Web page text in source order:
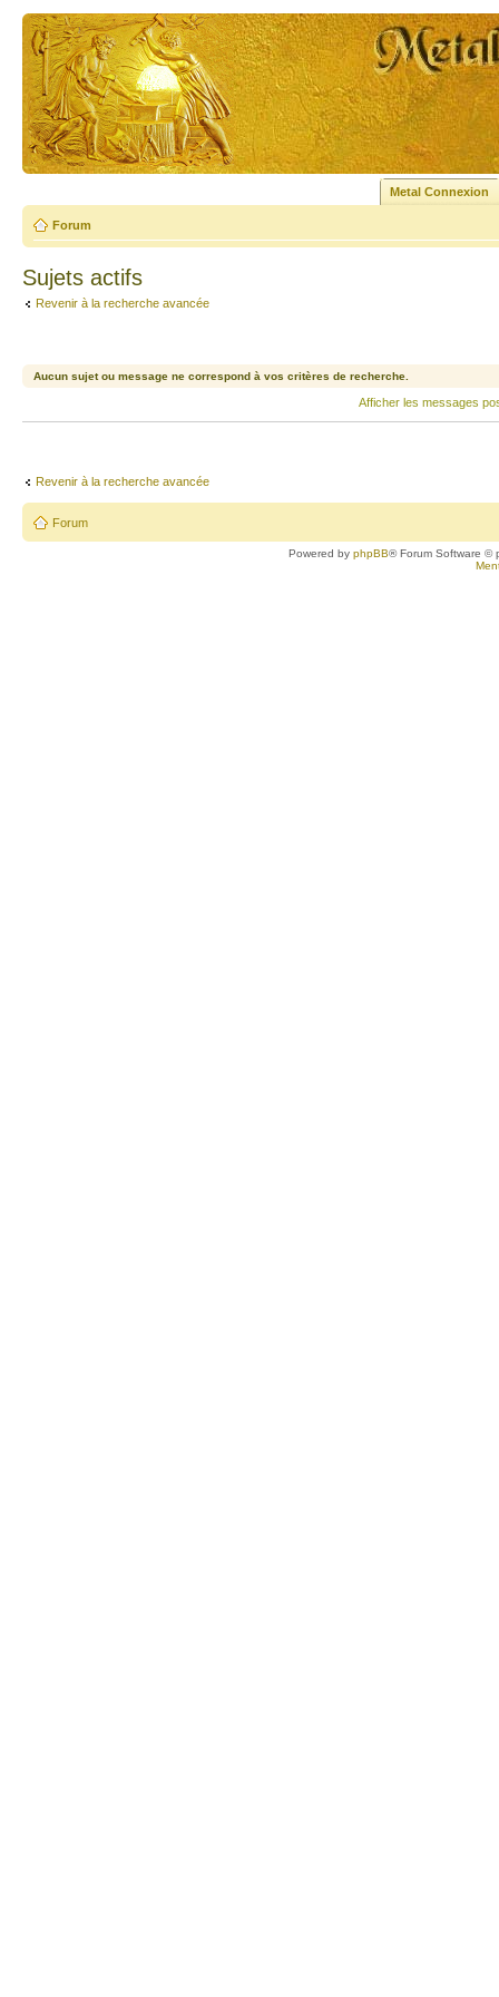
Metal Connexion
Forum
Sujets actifs
Revenir à la recherche avancée
Aucun sujet ou message ne correspond à vos critères de recherche.
Afficher les messages
Revenir à la recherche avancée
Forum
Powered byphpBB® Forum Software ©